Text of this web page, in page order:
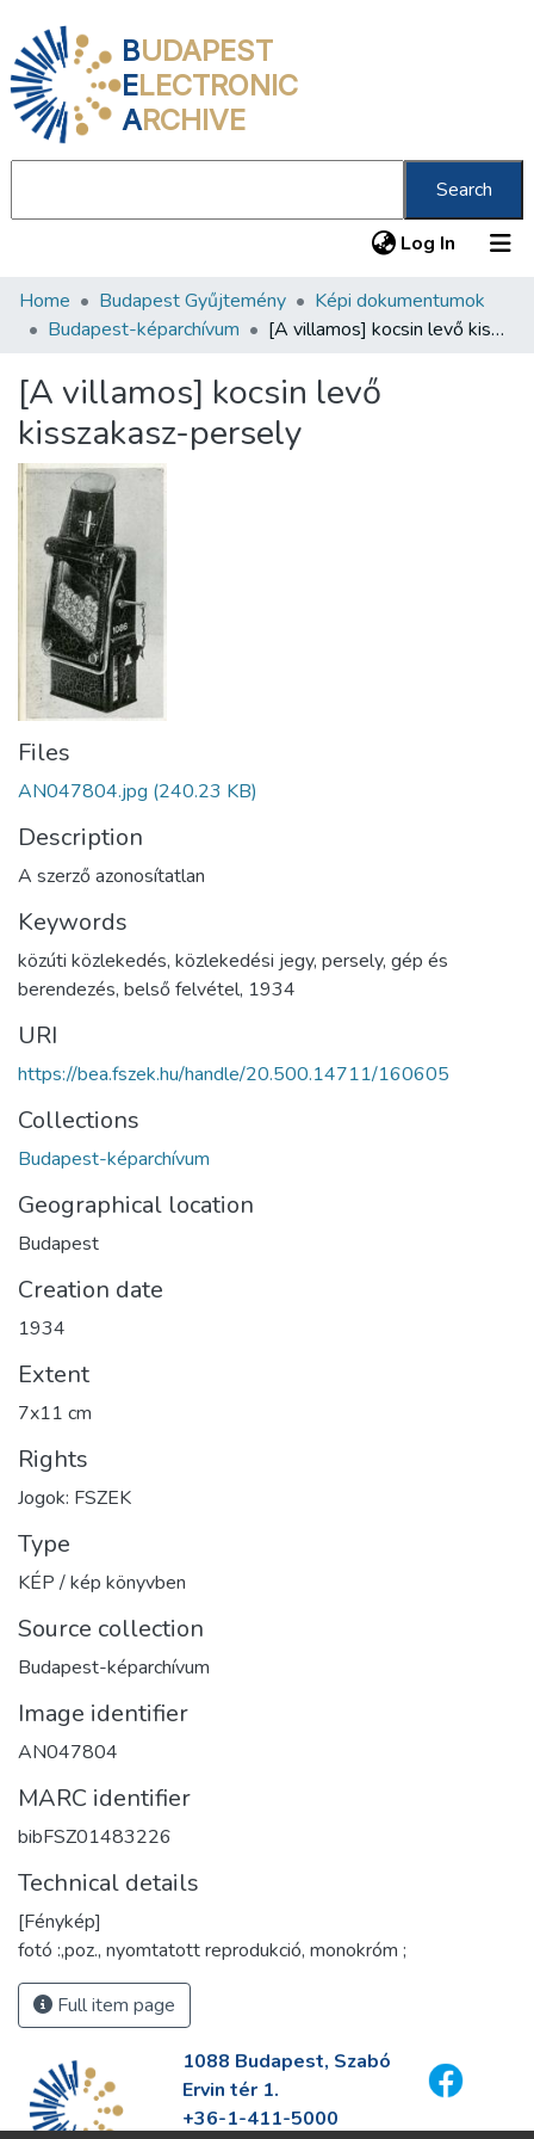
BUDAPEST
ELECTRONIC
ARCHIVE
Search
Log In (current)
Communities & Collections
Statistics
About us
Home Budapest Gyűjtemény
Képi dokumentumok
Budapest-képarchívum
[A villamos] kocsin levő kisszakasz-persely
[A villamos] kocsin levő
kisszakasz-persely
Files
AN047804.jpg (240.23 KB)
Description
A szerző azonosítatlan
Keywords
közúti közlekedés, közlekedési jegy, persely, gép és
berendezés, belső felvétel, 1934
URI
https://bea.fszek.hu/handle/20.500.14711/160605
Collections
Budapest-képarchívum
Geographical location
Budapest
Creation date
1934
Extent
7x11 cm
Rights
Jogok: FSZEK
Type
KÉP / kép könyvben
Source collection
Budapest-képarchívum
Image identifier
AN047804
MARC identifier
bibFSZ01483226
Technical details
[Fénykép]
fotó :,poz., nyomtatott reprodukció, monokróm ;
Full item page
1088 Budapest, Szabó
Ervin tér 1.
+36-1-411-5000